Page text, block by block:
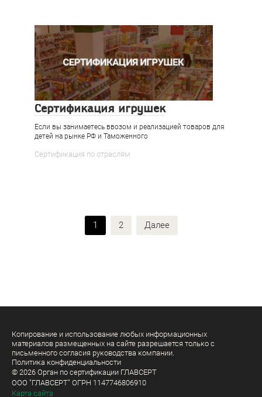
Сертификация игрушек
Если вы занимаетесь ввозом и реализацией товаров для
детей на рынке РФ и Таможенного
Сертификация по отраслям
1 2 Далее
Копирование и использование любых информационных
материалов размещенных на сайте разрешается только с
письменного согласия руководства компании.
Политика конфиденциальности
© 2026 Орган по сертификации ГЛАВСЕРТ
ООО "ГЛАВСЕРТ" ОГРН 1147746806910
Карта сайта